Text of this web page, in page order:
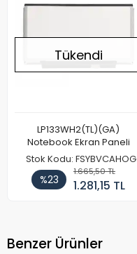
Tükendi
LP133WH2(TL)(GA)
Notebook Ekran Paneli
Stok Kodu: FSYBVCAHOG
%23
1.665,50 TL
1.281,15 TL
Benzer Ürünler